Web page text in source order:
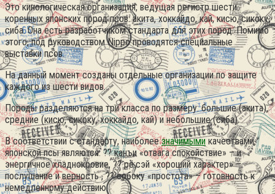
Это кинологическая организация, ведущая регистр шести
коренных японских пород псов: акита, хоккайдо, кай, кисю, сикоку,
сиба. Она есть разработчиком стандарта для этих пород. Помимо
этого, под руководством Nippo проводятся специальные
выставки псов.
На данный момент созданы отдельные организации по защите
каждого из шести видов.
Породы разделяются на три класса по размеру: большие (акита),
средние (кисю, сикоку, хоккайдо, кай) и небольшие (сиба).
В соответствии с стандарту, наиболеезначимымикачествами
японской псы являются: ?? канъи «отвага спокойствие» – и
энергичное хладнокровие, ?? рё:сэй «хороший характер» –
послушание и верность , ?? собоку «простота» – готовность к
немедленному действию.